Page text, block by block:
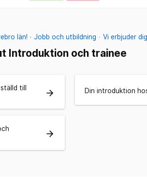
län! Jobb och utbildning Vi erbjuder dig
Introduktion och trainee
till
arrow_forward Din introduktion
arrow_forward